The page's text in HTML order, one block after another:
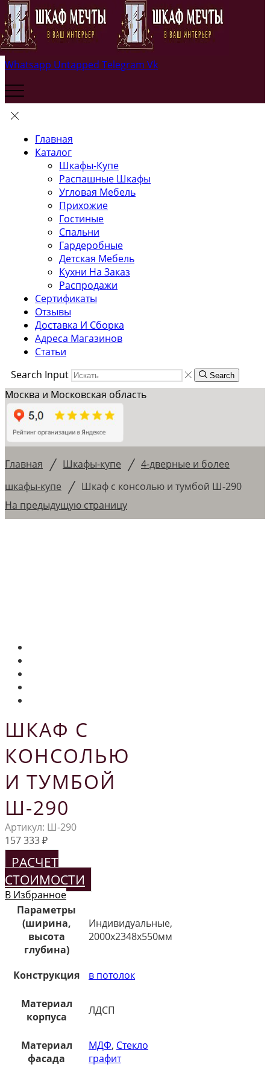
Whatsapp Untapped Telegram Vk
Главная
Каталог
Шкафы-Купе
Распашные Шкафы
Угловая Мебель
Прихожие
Гостиные
Спальни
Гардеробные
Детская Мебель
Кухни На Заказ
Распродажи
Сертификаты
Отзывы
Доставка И Сборка
Адреса Магазинов
Статьи
Search Input
Search
Москва и Московская область
Главная / Шкафы-купе / 4-дверные и более
шкафы-купе / Шкаф с консолью и тумбой Ш-290
На предыдущую страницу
ШКАФ С
КОНСОЛЬЮ
И ТУМБОЙ
Ш-290
Артикул: Ш-290
157 333₽
РАСЧЕТ
СТОИМОСТИ
В Избранное
Параметры
(ширина,
высота
глубина)
Индивидуальные,
2000х2348х550мм
Конструкция в потолок
Материал
корпуса
ЛДСП
Материал
фасада
МДФ, Стекло
графит